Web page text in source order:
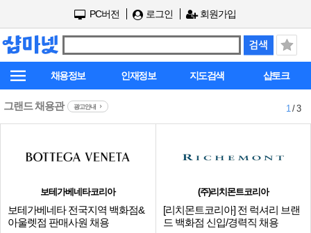
PC버전 로그인 회원가입
채용정보 인재정보 지도검색 샵토크
그랜드 채용관 광고안내 1/ 3
보테가베네타코리아
보테가베네타 전국지역 백화점&
아울렛점 판매사원 채용
(주)리치몬트코리아
[리치몬트코리아] 전 럭셔리 브랜
드 백화점 신입/경력직 채용